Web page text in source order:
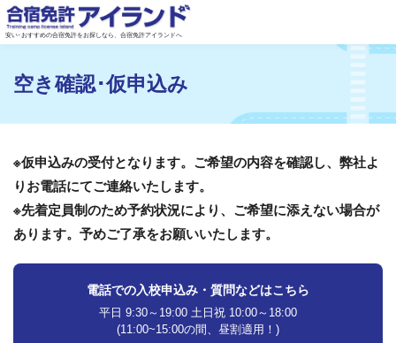
安い･おすすめの合宿免許をお探しなら、合宿免許アイランドへ
空き確認･仮申込み
※仮申込みの受付となります。ご希望の内容を確認し、弊社よ
りお電話にてご連絡いたします。
※先着定員制のため予約状況により、ご希望に添えない場合が
あります。予めご了承をお願いいたします。
電話での入校申込み・質問などはこちら
平日 9:30～19:00 土日祝 10:00～18:00
(11:00~15:00の間、昼割適用！)